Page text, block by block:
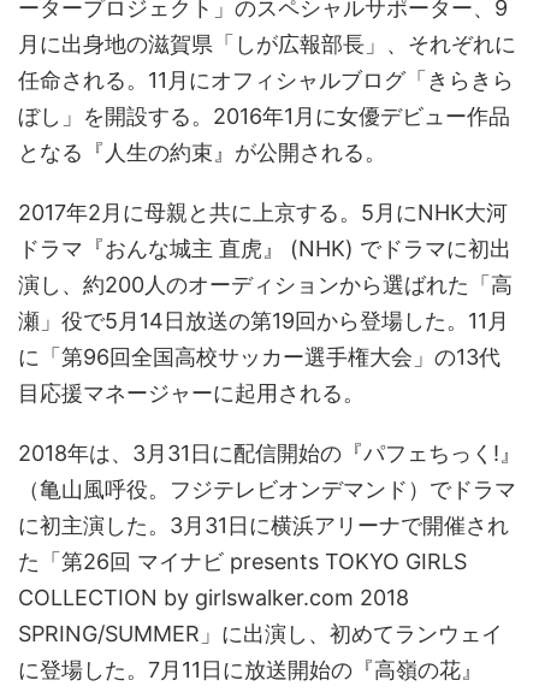
ータープロジェクト」のスペシャルサポーター、9
月に出身地の滋賀県「しが広報部長」、それぞれに
任命される。11月にオフィシャルブログ「きらきら
ぼし」を開設する。2016年1月に女優デビュー作品
となる『人生の約束』が公開される。
2017年2月に母親と共に上京する。5月にNHK大河
ドラマ『おんな城主 直虎』 (NHK) でドラマに初出
演し、約200人のオーディションから選ばれた「高
瀬」役で5月14日放送の第19回から登場した。11月
に「第96回全国高校サッカー選手権大会」の13代
目応援マネージャーに起用される。
2018年は、3月31日に配信開始の『パフェちっく!』
（亀山風呼役。フジテレビオンデマンド）でドラマ
に初主演した。3月31日に横浜アリーナで開催され
た「第26回 マイナビ presents TOKYO GIRLS
COLLECTION by girlswalker.com 2018
SPRING/SUMMER」に出演し、初めてランウェイ
に登場した。7月11日に放送開始の『高嶺の花』